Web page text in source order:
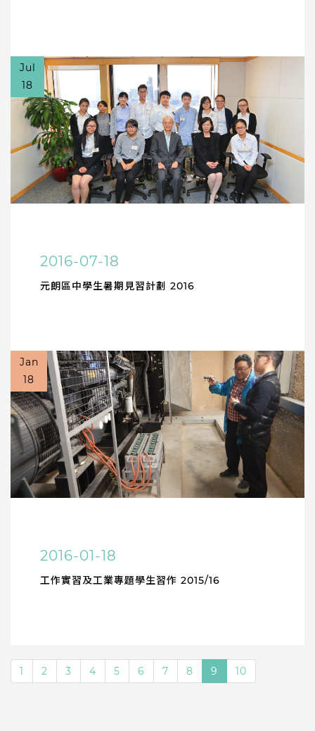
Jul
18
2016-07-18
元朗區中學生暑期見習計劃 2016
Jan
18
2016-01-18
工作實習及工業專題學生習作 2015/16
1 2 3 4 5 6 7 8 9 10